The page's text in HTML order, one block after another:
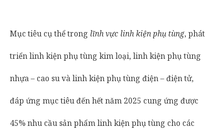
Mục tiêu cụ thể trong lĩnh vực linh kiện phụ tùng, phát
triển linh kiện phụ tùng kim loại, linh kiện phụ tùng
nhựa – cao su và linh kiện phụ tùng điện – điện tử,
đáp ứng mục tiêu đến hết năm 2025 cung ứng được
45% nhu cầu sản phẩm linh kiện phụ tùng cho các